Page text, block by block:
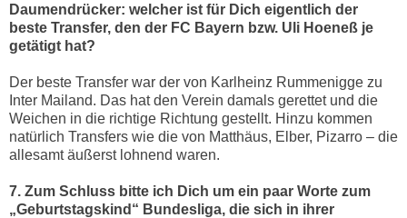
Daumendrücker: welcher ist für Dich eigentlich der
beste Transfer, den der FC Bayern bzw. Uli Hoeneß je
getätigt hat?
Der beste Transfer war der von Karlheinz Rummenigge zu
Inter Mailand. Das hat den Verein damals gerettet und die
Weichen in die richtige Richtung gestellt. Hinzu kommen
natürlich Transfers wie die von Matthäus, Elber, Pizarro – die
allesamt äußerst lohnend waren.
7. Zum Schluss bitte ich Dich um ein paar Worte zum
„Geburtstagskind“ Bundesliga, die sich in ihrer